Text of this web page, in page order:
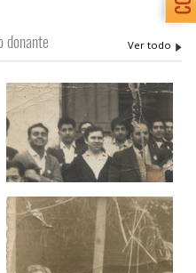
donante